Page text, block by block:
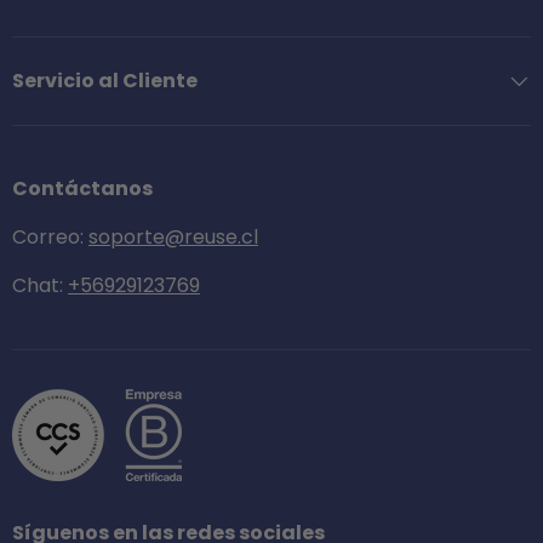
Servicio al Cliente
Contáctanos
Correo: soporte@reuse.cl
Chat: +56929123769
Síguenos en las redes sociales